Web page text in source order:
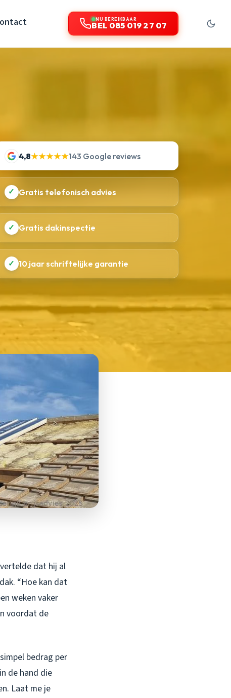
NU BEREIKBAAR
BEL 085 019 27 07
4,8★★★★★143 Google reviews
✓ Gratis telefonisch advies
✓ Gratis dakinspectie
✓ 10 jaar schriftelijke garantie
dat hij al
“Hoe kan dat
weken vaker
voordat de
bedrag per
de hand die
Laat me je